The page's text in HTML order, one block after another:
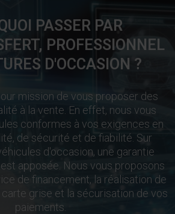
PASSER PAR
PROFESSIONNEL
D'OCCASION ?
mission de vous proposer des
à la vente. En effet, nous vous
conformes à vos exigences en
de sécurité et de fiabilité. Sur
d'occasion, une garantie
apposée. Nous vous proposons
de financement, la réalisation de
grise et la sécurisation de vos
paiements.